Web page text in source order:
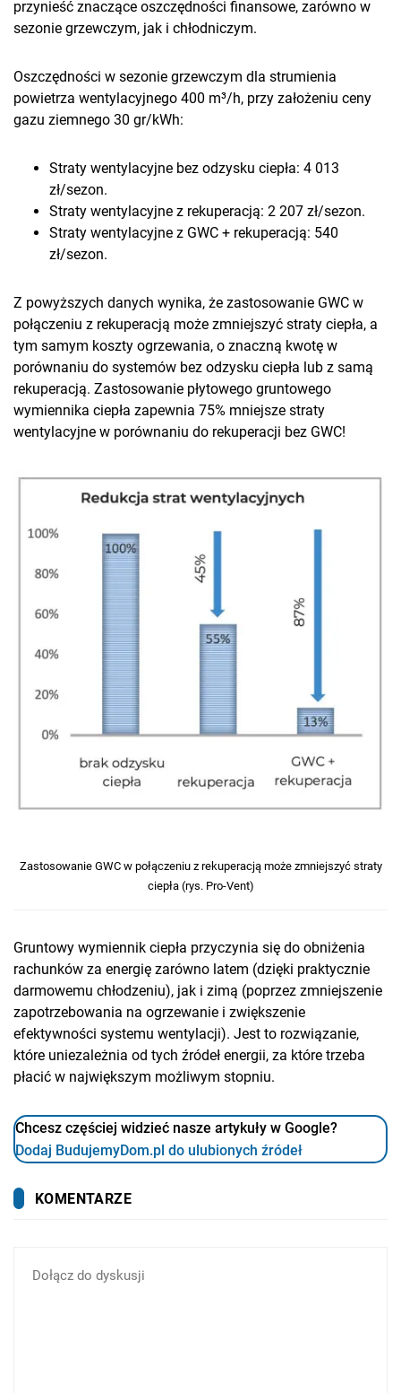
przynieść znaczące oszczędności finansowe, zarówno w
sezonie grzewczym, jak i chłodniczym.
Oszczędności w sezonie grzewczym dla strumienia
powietrza wentylacyjnego 400 m³/h, przy założeniu ceny
gazu ziemnego 30 gr/kWh:
Straty wentylacyjne bez odzysku ciepła: 4 013
zł/sezon.
Straty wentylacyjne z rekuperacją: 2 207 zł/sezon.
Straty wentylacyjne z GWC + rekuperacją: 540
zł/sezon.
Z powyższych danych wynika, że zastosowanie GWC w
połączeniu z rekuperacją może zmniejszyć straty ciepła, a
tym samym koszty ogrzewania, o znaczną kwotę w
porównaniu do systemów bez odzysku ciepła lub z samą
rekuperacją. Zastosowanie płytowego gruntowego
wymiennika ciepła zapewnia 75% mniejsze straty
wentylacyjne w porównaniu do rekuperacji bez GWC!
Zastosowanie GWC w połączeniu z rekuperacją może zmniejszyć straty
ciepła (rys. Pro-Vent)
Gruntowy wymiennik ciepła przyczynia się do obniżenia
rachunków za energię zarówno latem (dzięki praktycznie
darmowemu chłodzeniu), jak i zimą (poprzez zmniejszenie
zapotrzebowania na ogrzewanie i zwiększenie
efektywności systemu wentylacji). Jest to rozwiązanie,
które uniezależnia od tych źródeł energii, za które trzeba
płacić w największym możliwym stopniu.
Chcesz częściej widzieć nasze artykuły w Google?
Dodaj BudujemyDom.pl do ulubionych źródeł
KOMENTARZE